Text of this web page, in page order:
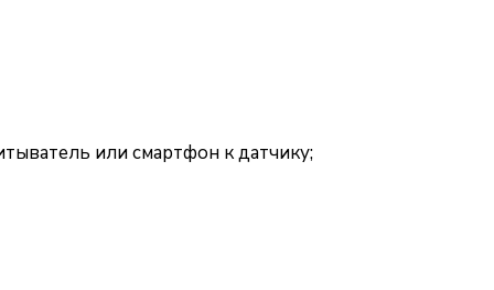
или смартфон к датчику;